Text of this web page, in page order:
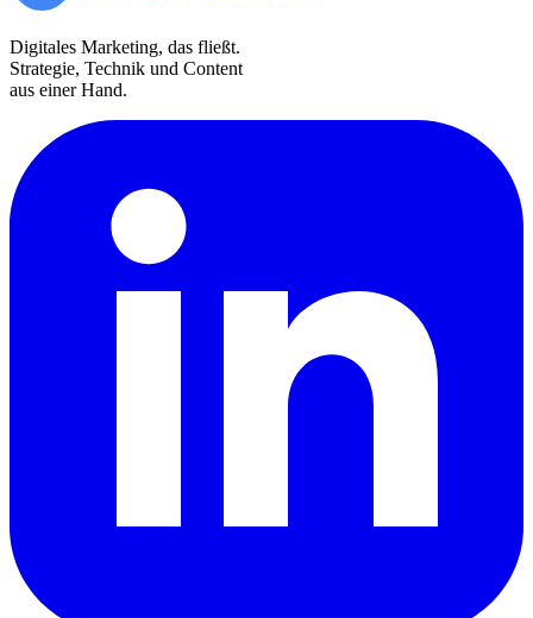
Digitales Marketing, das fließt.
Strategie, Technik und Content
aus einer Hand.